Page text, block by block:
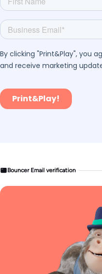
Bouncer Email verification